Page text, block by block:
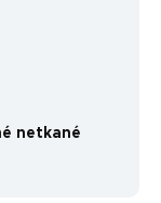
netkané